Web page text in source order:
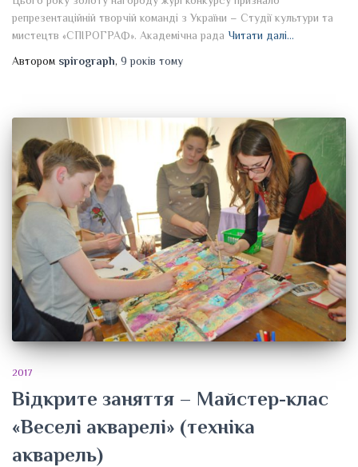
репрезентаційній творчій команді з України – Студії культури та
мистецтв «СПІРОГРАФ». Академічна рада Читати далі…
Автором spirograph, 9 років тому
2017
Відкрите заняття – Майстер-клас
«Веселі акварелі» (техніка
акварель)